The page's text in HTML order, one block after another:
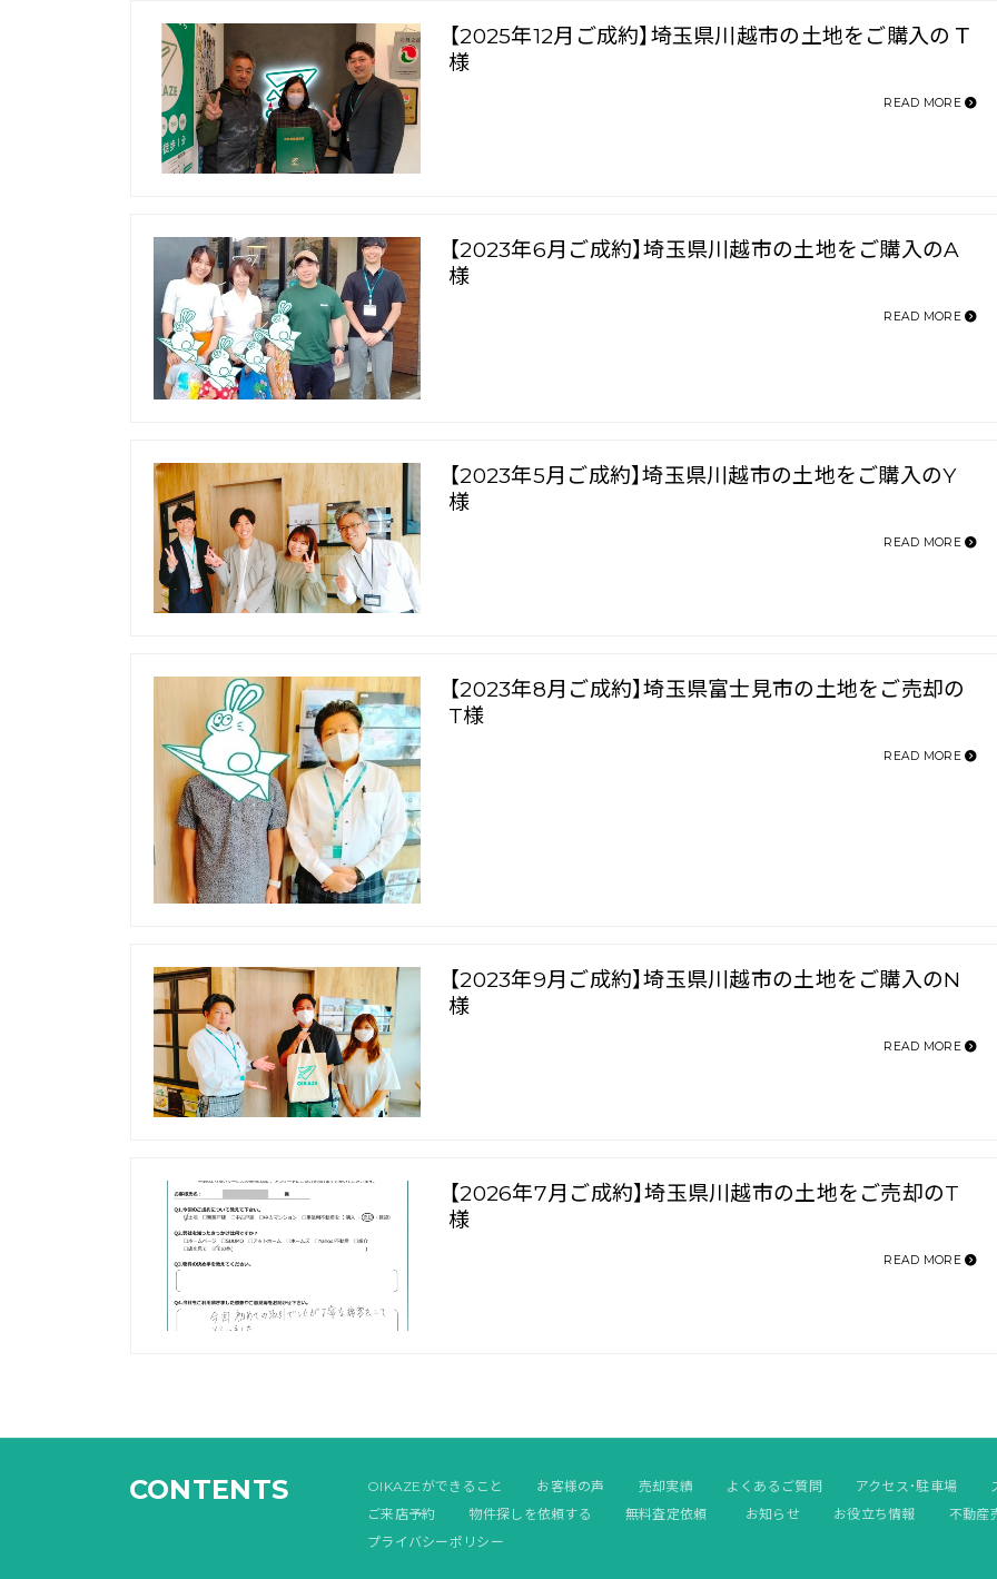
【2025年12月ご成約】埼玉県川越市の土地をご購入のＴ
様
READ MORE
【2023年6月ご成約】埼玉県川越市の土地をご購入のA
様
READ MORE
【2023年5月ご成約】埼玉県川越市の土地をご購入のY
様
READ MORE
【2023年8月ご成約】埼玉県富士見市の土地をご売却の
T様
READ MORE
【2023年9月ご成約】埼玉県川越市の土地をご購入のN
様
READ MORE
【2026年7月ご成約】埼玉県川越市の土地をご売却のT
様
READ MORE
CONTENTS OIKAZEができること お客様の声 売却実績 よくあるご質問 アクセス・駐車場
ご来店予約
物件探しを依頼する 無料査定依頼 お知らせ お役立ち情報 不動産
プライバシーポリシー